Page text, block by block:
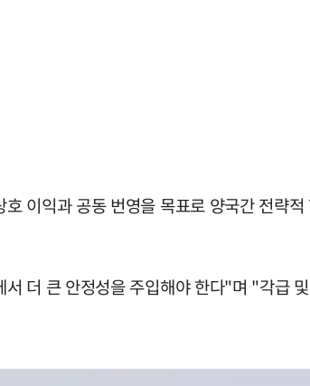
이익과 공동 번영을 목표로 양국간 전략
더 큰 안정성을 주입해야 한다"며 "각급